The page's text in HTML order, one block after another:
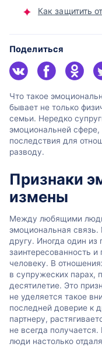
Как защитить
Поделиться
Что такое
бывает не только
семьи. Нередко
эмоциональней сфере,
последствия для
разводу.
Признаки
измены
Между любящими
эмоциональная
другу. Иногда один из
заинтересованность
человеку. В
в супружеских парах,
десятилетие. Это
не уделяется такое
последней доверие к
партнеру,
не всегда
люди настолько